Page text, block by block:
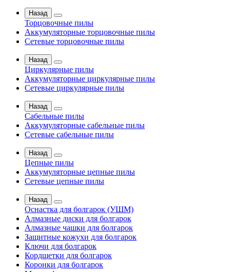
Назад
Торцовочные пилы
Аккумуляторные торцовочные пилы
Сетевые торцовочные пилы
Назад
Циркулярные пилы
Аккумуляторные циркулярные пилы
Сетевые циркулярные пилы
Назад
Сабельные пилы
Аккумуляторные сабельные пилы
Сетевые сабельные пилы
Назад
Цепные пилы
Аккумуляторные цепные пилы
Сетевые цепные пилы
Назад
Оснастка для болгарок (УШМ)
Алмазные диски для болгарок
Алмазные чашки для болгарок
Защитные кожухи для болгарок
Ключи для болгарок
Кордщетки для болгарок
Коронки для болгарок